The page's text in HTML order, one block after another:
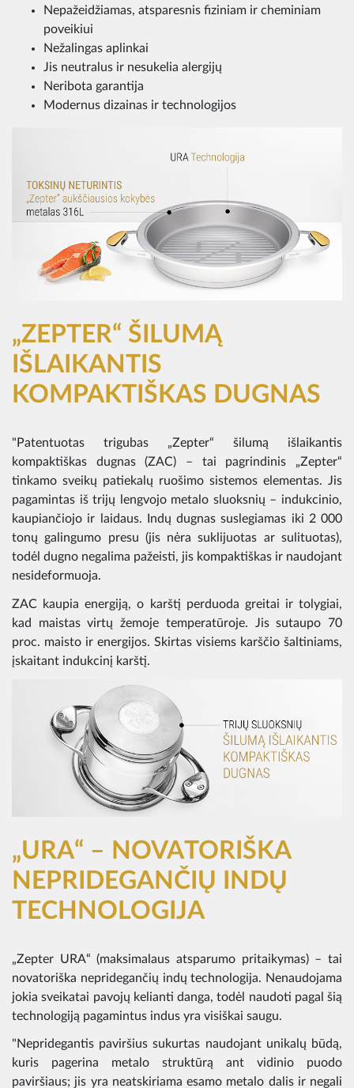
Nepažeidžiamas, atsparesnis fiziniam ir cheminiam
poveikiui
Nežalingas aplinkai
Jis neutralus ir nesukelia alergijų
Neribota garantija
Modernus dizainas ir technologijos
„ZEPTER“ ŠILUMĄ
IŠLAIKANTIS
KOMPAKTIŠKAS DUGNAS
"Patentuotas trigubas „Zepter“ šilumą išlaikantis
kompaktiškas dugnas (ZAC) – tai pagrindinis „Zepter“
tinkamo sveikų patiekalų ruošimo sistemos elementas. Jis
pagamintas iš trijų lengvojo metalo sluoksnių – indukcinio,
kaupiančiojo ir laidaus. Indų dugnas suslegiamas iki 2 000
tonų galingumo presu (jis nėra suklijuotas ar sulituotas),
todėl dugno negalima pažeisti, jis kompaktiškas ir naudojant
nesideformuoja.
ZAC kaupia energiją, o karštį perduoda greitai ir tolygiai,
kad maistas virtų žemoje temperatūroje. Jis sutaupo 70
proc. maisto ir energijos. Skirtas visiems karščio šaltiniams,
įskaitant indukcinį karštį.
„URA“ – NOVATORIŠKA
NEPRIDEGANČIŲ INDŲ
TECHNOLOGIJA
„Zepter URA“ (maksimalaus atsparumo pritaikymas) – tai
novatoriška nepridegančių indų technologija. Nenaudojama
jokia sveikatai pavojų kelianti danga, todėl naudoti pagal šią
technologiją pagamintus indus yra visiškai saugu.
"Nepridegantis paviršius sukurtas naudojant unikalų būdą,
kuris pagerina metalo struktūrą ant vidinio puodo
paviršiaus; jis yra neatskiriama esamo metalo dalis ir negali